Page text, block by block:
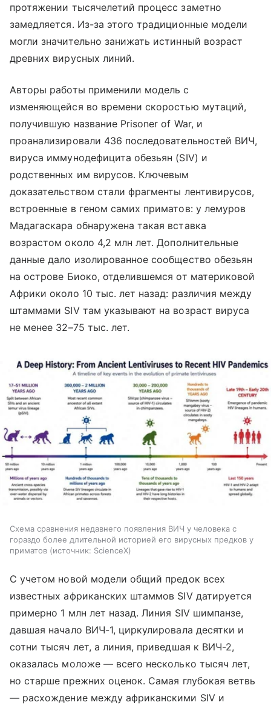
протяжении тысячелетий процесс заметно
замедляется. Из-за этого традиционные модели
могли значительно занижать истинный возраст
древних вирусных линий.
Авторы работы применили модель с
изменяющейся во времени скоростью мутаций,
получившую название Prisoner of War, и
проанализировали 436 последовательностей ВИЧ,
вируса иммунодефицита обезьян (SIV) и
родственных им вирусов. Ключевым
доказательством стали фрагменты лентивирусов,
встроенные в геном самих приматов: у лемуров
Мадагаскара обнаружена такая вставка
возрастом около 4,2 млн лет. Дополнительные
данные дало изолированное сообщество обезьян
на острове Биоко, отделившемся от материковой
Африки около 10 тыс. лет назад: различия между
штаммами SIV там указывают на возраст вируса
не менее 32–75 тыс. лет.
Схема сравнения недавнего появления ВИЧ у человека с
гораздо более длительной историей его вирусных предков у
приматов
источник: ScienceX
С учетом новой модели общий предок всех
известных африканских штаммов SIV датируется
примерно 1 млн лет назад. Линия SIV шимпанзе,
давшая начало ВИЧ-1, циркулировала десятки и
сотни тысяч лет, а линия, приведшая к ВИЧ-2,
оказалась моложе — всего несколько тысяч лет,
но старше прежних оценок. Самая глубокая ветвь
— расхождение между африканскими SIV и